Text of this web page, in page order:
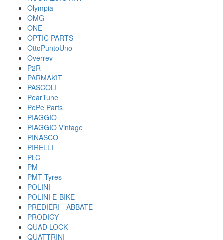
Olympia
OMG
ONE
OPTIC PARTS
OttoPuntoUno
Overrev
P2R
PARMAKIT
PASCOLI
PearTune
PePe Parts
PIAGGIO
PIAGGIO Vintage
PINASCO
PIRELLI
PLC
PM
PMT Tyres
POLINI
POLINI E-BIKE
PREDIERI - ABBATE
PRODIGY
QUAD LOCK
QUATTRINI